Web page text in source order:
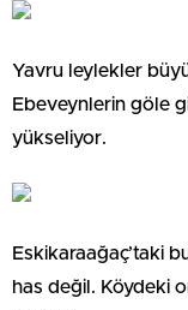
Yavru leylekler
Ebeveynlerin göle
yükseliyor.
Eskikaraağaç’taki
has değil. Köydeki